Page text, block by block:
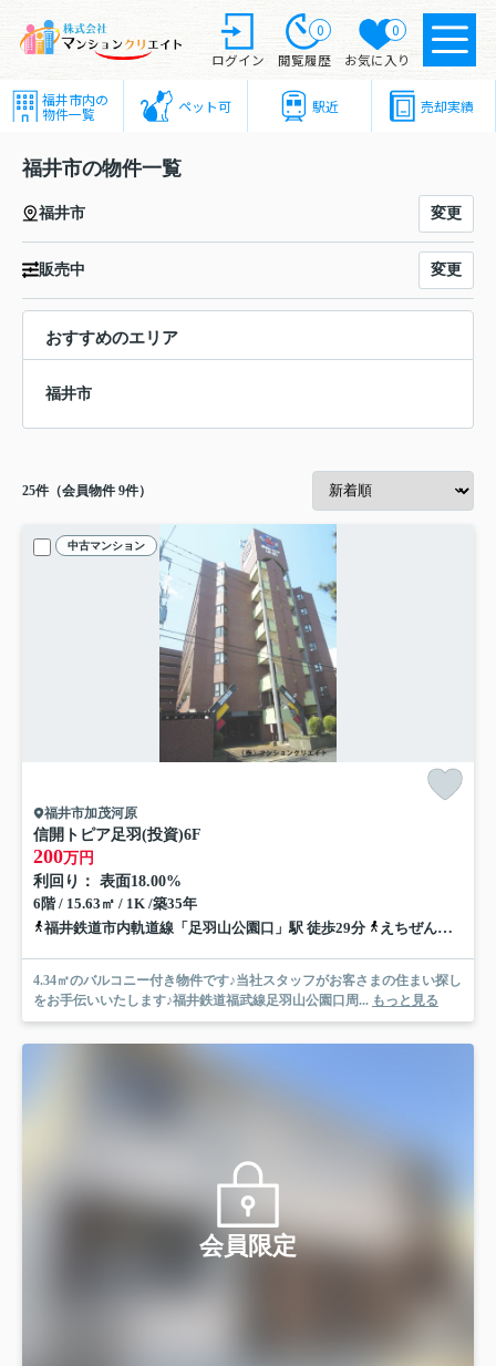
ログイン
0
閲覧履歴
0
お気に入り
福井市内の
物件一覧 ペット可 駅近 売却実績
福井市の物件一覧
福井市 変更
販売中 変更
おすすめのエリア
福井市
25件（会員物件 9件）
中古マンション
福井市加茂河原
信開トピア足羽(投資)6F
200万円
利回り： 表面18.00%
6階 / 15.63㎡ / 1K /築35年
福井鉄道市内軌道線「足羽山公園口」駅 徒歩29分
えちぜん鉄道三国芦原線「福大前西福井」駅 徒歩34分
4.34㎡のバルコニー付き物件です♪当社スタッフがお客さまの住まい探し
をお手伝いいたします♪福井鉄道福武線足羽山公園口周... もっと見る
会員限定